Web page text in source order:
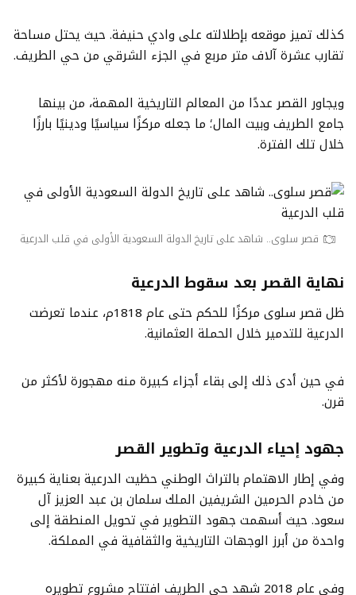
كذلك تميز موقعه بإطلالته على وادي حنيفة. حيث يحتل مساحة
تقارب عشرة آلاف متر مربع في الجزء الشرقي من حي الطريف.
ويجاور القصر عددًا من المعالم التاريخية المهمة، من بينها
جامع الطريف وبيت المال؛ ما جعله مركزًا سياسيًا ودينيًا بارزًا
خلال تلك الفترة.
قصر سلوى.. شاهد على تاريخ الدولة السعودية الأولى في قلب الدرعية
نهاية القصر بعد سقوط الدرعية
ظل قصر سلوى مركزًا للحكم حتى عام 1818م، عندما تعرضت
الدرعية للتدمير خلال الحملة العثمانية.
في حين أدى ذلك إلى بقاء أجزاء كبيرة منه مهجورة لأكثر من
قرن.
جهود إحياء الدرعية وتطوير القصر
وفي إطار الاهتمام بالتراث الوطني حظيت الدرعية بعناية كبيرة
من خادم الحرمين الشريفين الملك سلمان بن عبد العزيز آل
سعود. حيث أسهمت جهود التطوير في تحويل المنطقة إلى
واحدة من أبرز الوجهات التاريخية والثقافية في المملكة.
وفي عام 2018 شهد حي الطريف افتتاح مشروع تطويره